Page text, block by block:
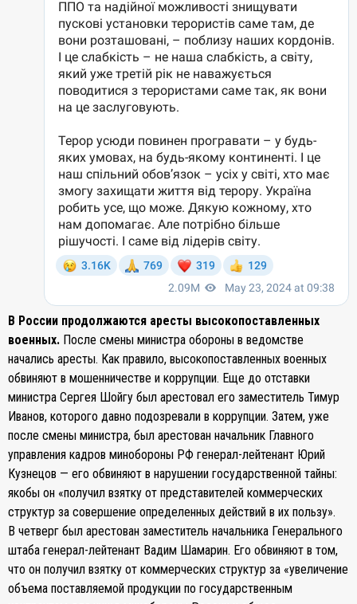
В России продолжаются аресты высокопоставленных
военных. После смены министра обороны в ведомстве
начались аресты. Как правило, высокопоставленных военных
обвиняют в мошенничестве и коррупции. Еще до отставки
министра Сергея Шойгу был арестовал его заместитель Тимур
Иванов, которого давно подозревали в коррупции. Затем, уже
после смены министра, был арестован начальник Главного
управления кадров минобороны РФ генерал-лейтенант Юрий
Кузнецов — его обвиняют в нарушении государственной тайны:
якобы он «получил взятку от представителей коммерческих
структур за совершение определенных действий в их пользу».
В четверг был арестован заместитель начальника Генерального
штаба генерал-лейтенант Вадим Шамарин. Его обвиняют в том,
что он получил взятку от коммерческих структур за «увеличение
объема поставляемой продукции по государственным